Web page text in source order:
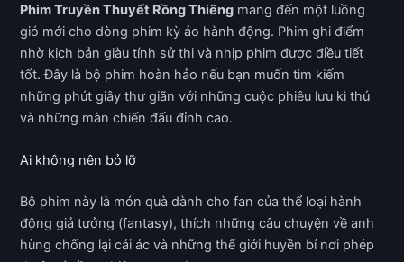
Phim Truyền Thuyết Rồng Thiêng mang đến một luồng
gió mới cho dòng phim kỳ ảo hành động. Phim ghi điểm
nhờ kịch bản giàu tính sử thi và nhịp phim được điều tiết
tốt. Đây là bộ phim hoàn hảo nếu bạn muốn tìm kiếm
những phút giây thư giãn với những cuộc phiêu lưu kì thú
và những màn chiến đấu đỉnh cao.
Ai không nên bỏ lỡ
Bộ phim này là món quà dành cho fan của thể loại hành
động giả tưởng (fantasy), thích những câu chuyện về anh
hùng chống lại cái ác và những thế giới huyền bí nơi phép